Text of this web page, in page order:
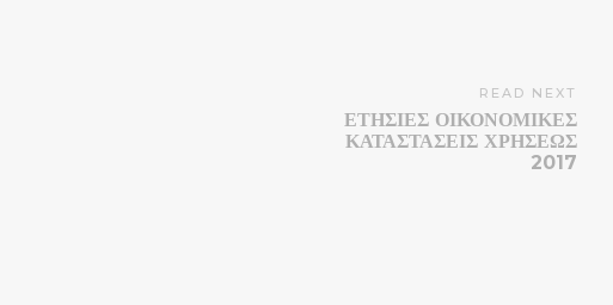
READ NEXT
ΕΤΗΣΙΕΣ ΟΙΚΟΝΟΜΙΚΕΣ
ΚΑΤΑΣΤΑΣΕΙΣ ΧΡΗΣΕΩΣ
2017